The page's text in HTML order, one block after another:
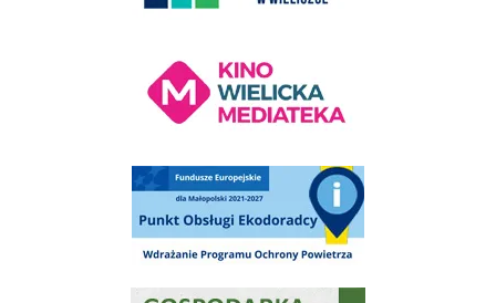
Punkt Obsługi Ekodoradcy Wieliczka
Gospodarka odpadami na terenie Miasta i Gminy Wieliczka